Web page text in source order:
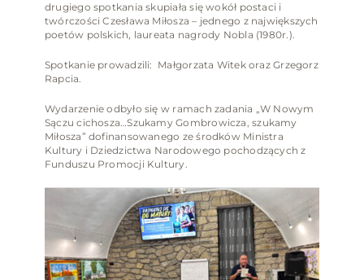
drugiego spotkania skupiała się wokół postaci i
twórczości Czesława Miłosza – jednego z największych
poetów polskich, laureata nagrody Nobla (1980r.).
Spotkanie prowadzili: Małgorzata Witek oraz Grzegorz
Rapcia.
Wydarzenie odbyło się w ramach zadania „W Nowym
Sączu cichosza…Szukamy Gombrowicza, szukamy
Miłosza” dofinansowanego ze środków Ministra
Kultury i Dziedzictwa Narodowego pochodzących z
Funduszu Promocji Kultury.